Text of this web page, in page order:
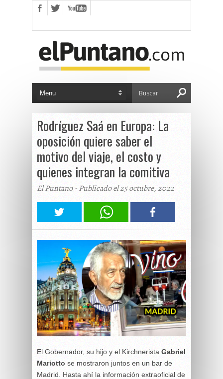
Rodríguez Saá en Europa: La
oposición quiere saber el
motivo del viaje, el costo y
quienes integran la comitiva
El Puntano - Publicado el 25 octubre, 2022
El Gobernador, su hijo y el Kirchnerista Gabriel
Mariotto se mostraron juntos en un bar de
Madrid. Hasta ahí la información extraoficial de